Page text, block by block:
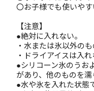
〇お子様でも使いやす
【注意】
●絶対に入れない。
・水または氷以外のも
・ドライアイスは入れ
●シリコーン氷のうお
があり、他のものを濡
●水や氷を入れた状態